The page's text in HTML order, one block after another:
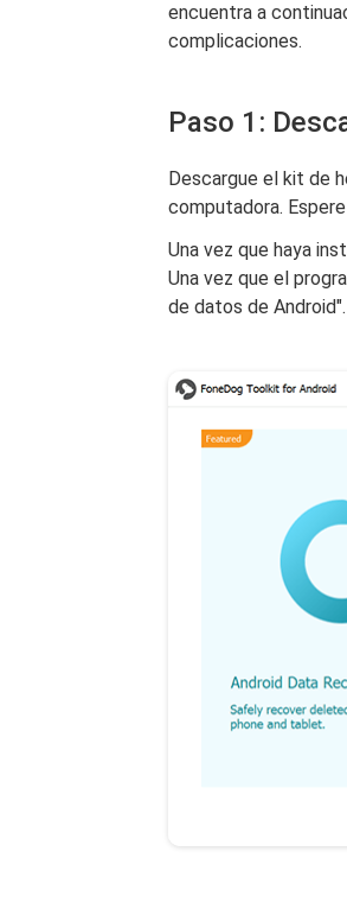
encuentra a
complicaciones.
Paso 1:
Descargue el kit de
computadora.
Una vez que haya
Una vez que el
de datos de Android".